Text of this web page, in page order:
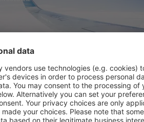
de villechaume
En Sologne, 07 august 2026, 2 nopți